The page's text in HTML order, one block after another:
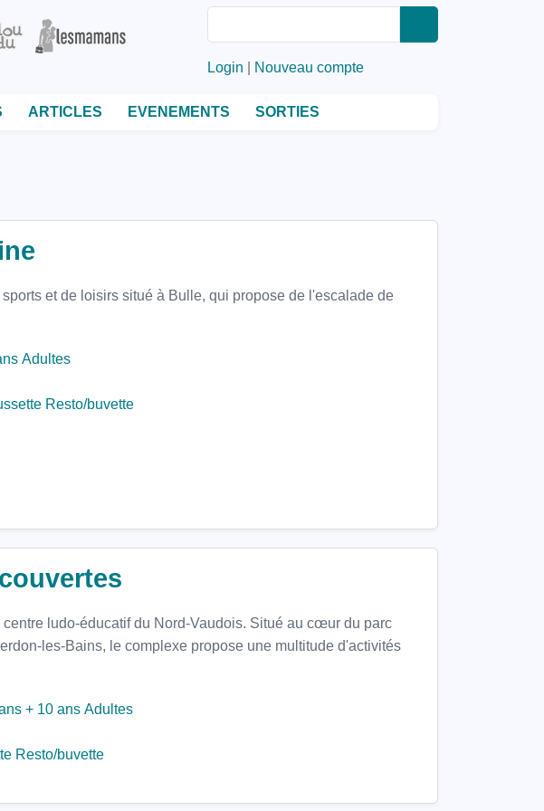
Login Nouveau compte
ARTICLES EVENEMENTS SORTIES
et de loisirs situé à Bulle, qui propose de l'escalade de
Adultes
Resto/buvette
ludo-éducatif du Nord-Vaudois. Situé au cœur du parc
les-Bains, le complexe propose une multitude d'activités
+ 10 ans Adultes
Resto/buvette